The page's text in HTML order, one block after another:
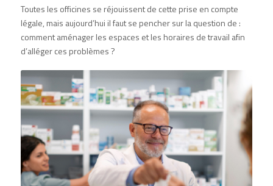
Toutes les officines se réjouissent de cette prise en compte
légale, mais aujourd’hui il faut se pencher sur la question de :
comment aménager les espaces et les horaires de travail afin
d’alléger ces problèmes ?